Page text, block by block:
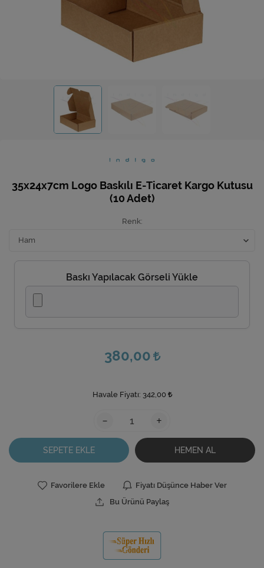
Ev Hediyeleri
Mutfak
35x24x7cm Logo Baskılı E-Ticaret Kargo Kutusu
(10 Adet)
Renk
Baskı Yapılacak Görseli Yükle
380,00
Havale Fiyatı: 342,00
- +
SEPETE EKLE HEMEN AL
Favorilere Ekle
Fiyatı Düşünce Haber Ver
Bu Ürünü Paylaş